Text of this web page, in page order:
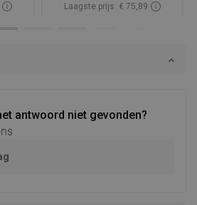
antwoord niet gevonden?
Laagste prijs: € 75,89